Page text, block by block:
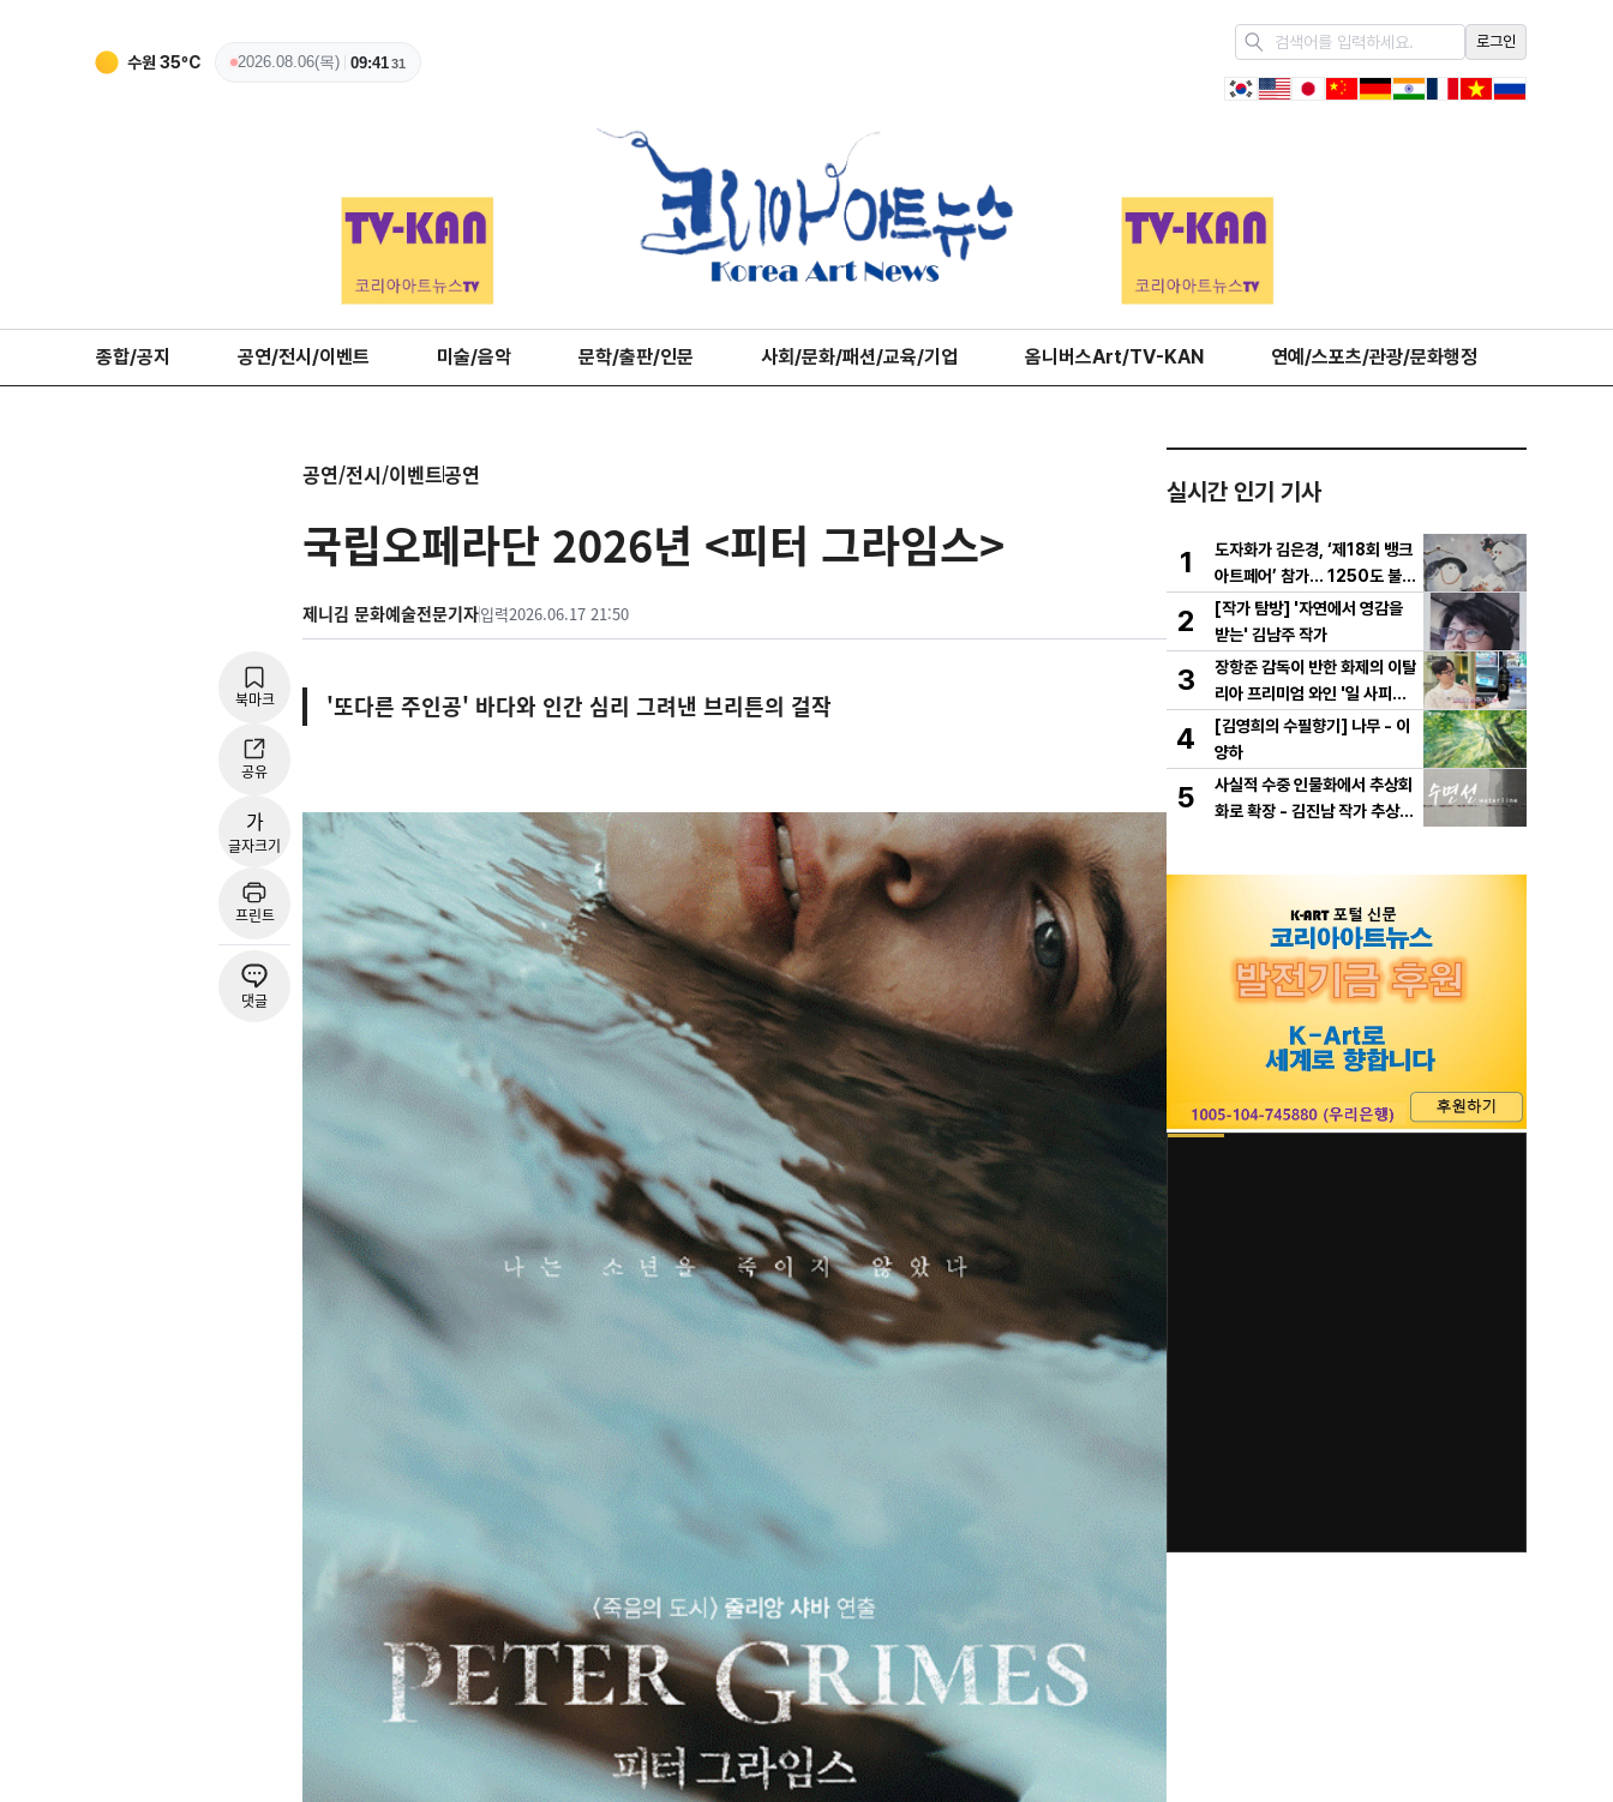
수원 35ºC 2026.08.06(목) 09:4133
로그인
종합/공지 공연/전시/이벤트 미술/음악 문학/출판/인문 사회/문화/패션/교육/기업 옴니버스Art/TV-KAN 연예/스포츠/관광/문화행정
공연/전시/이벤트공연
국립오페라단 2026년 <피터 그라임스>
제니김 문화예술전문기자입력2026.06.17 21:50
북마크
공유
가
글자크기
프린트
댓글
'또다른 주인공' 바다와 인간 심리 그려낸 브리튼의 걸작
실시간 인기 기사
1
도자화가 김은경, ‘제18회 뱅크
아트페어’ 참가… 1250도 불이
빚은 동화 ‘숲속의 만찬’ 선보여
2
[작가 탐방] '자연에서 영감을
받는' 김남주 작가
3
장항준 감독이 반한 화제의 이탈
리아 프리미엄 와인 '일 사피엔
테', '2026 세계태권도 한마
당' 환영만찬 와인 선정!
4
[김영희의 수필향기] 나무 - 이
양하
5
사실적 수중 인물화에서 추상회
화로 확장 - 김진남 작가 추상